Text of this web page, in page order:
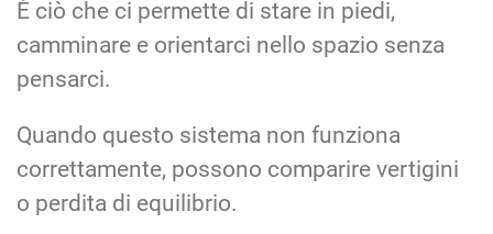
È ciò che ci permette di stare in piedi,
camminare e orientarci nello spazio senza
pensarci.
Quando questo sistema non funziona
correttamente, possono comparire vertigini
o perdita di equilibrio.